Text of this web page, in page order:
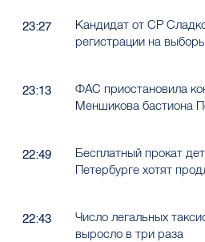
23:27
Кандидат от СР
регистрации на
23:13
ФАС приостановила
Меншикова бастиона
22:49
Бесплатный прокат
Петербурге хотят
22:43
Число легальных
выросло в три раза